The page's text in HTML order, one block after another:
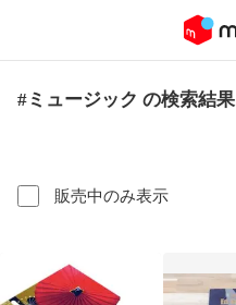
#ミュージック の検索結果
販売中のみ表示